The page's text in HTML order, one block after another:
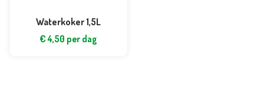
Waterkoker 1,5L
€4,50 per dag